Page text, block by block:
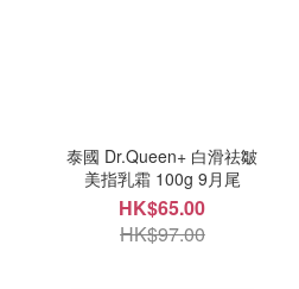
泰國 Dr.Queen+ 白滑祛皺
美指乳霜 100g 9月尾
HK$65.00
HK$97.00